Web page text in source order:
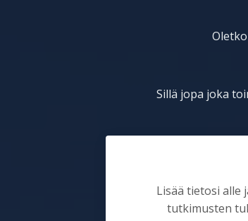
Sillä jopa joka
Lisää tietosi alle
tutkimusten